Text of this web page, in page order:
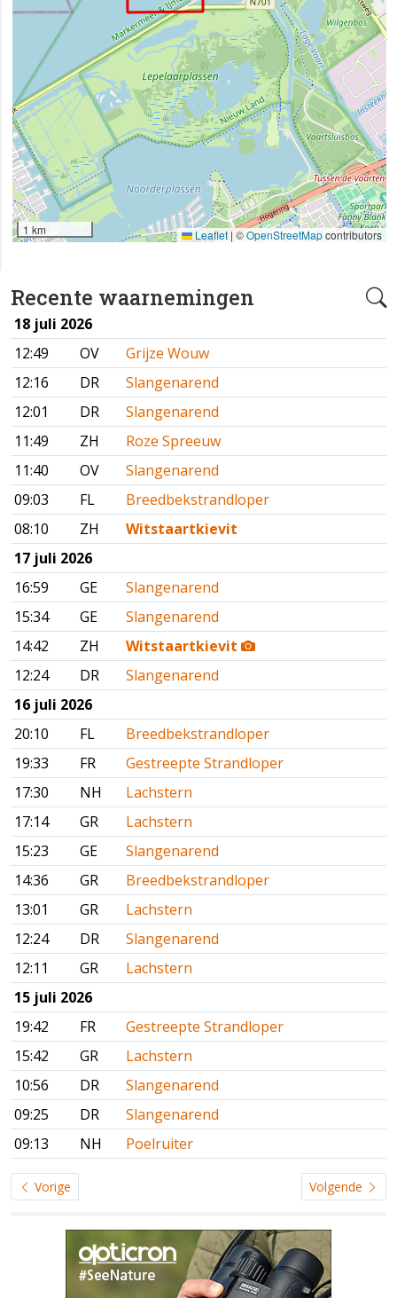
Recente waarnemingen
18 juli 2026
12:49
OV
Grijze Wouw
12:16
DR
Slangenarend
12:01
DR
Slangenarend
11:49
ZH
Roze Spreeuw
11:40
OV
Slangenarend
09:03
FL
Breedbekstrandloper
08:10
ZH
Witstaartkievit
17 juli 2026
16:59
GE
Slangenarend
15:34
GE
Slangenarend
14:42
ZH
Witstaartkievit
12:24
DR
Slangenarend
16 juli 2026
20:10
FL
Breedbekstrandloper
19:33
FR
Gestreepte Strandloper
17:30
NH
Lachstern
17:14
GR
Lachstern
15:23
GE
Slangenarend
14:36
GR
Breedbekstrandloper
13:01
GR
Lachstern
12:24
DR
Slangenarend
12:11
GR
Lachstern
15 juli 2026
19:42
FR
Gestreepte Strandloper
15:42
GR
Lachstern
10:56
DR
Slangenarend
09:25
DR
Slangenarend
09:13
NH Poelruiter
Vorige Volgende
1 km Leaflet | ©OpenStreetMapcontributors